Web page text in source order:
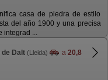
casa de piedra de estilo
del año 1900 y una precisa
integrad ...
de Dalt (Lleida) a 20,8